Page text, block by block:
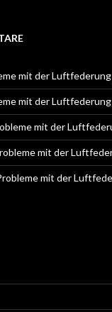
mit der Luftfederung
mit der Luftfederung
mit der
mit der
mit der